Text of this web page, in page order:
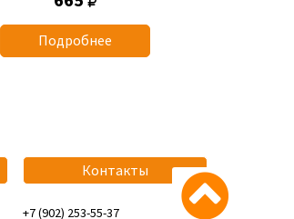
Подробнее
Контакты
+7 (902) 253-55-37